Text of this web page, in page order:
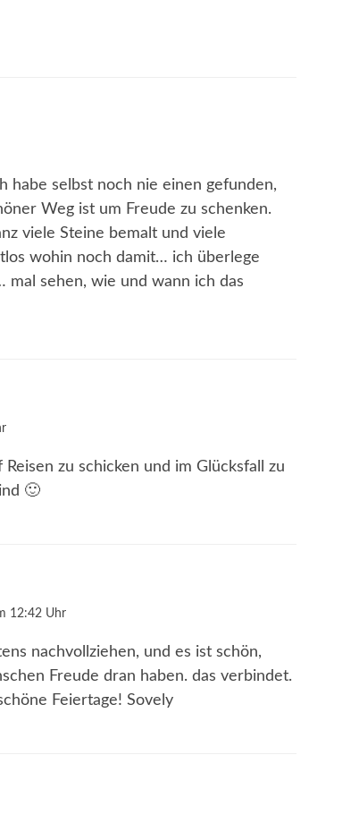
habe selbst noch nie einen gefunden,
Weg ist um Freude zu schenken.
viele Steine bemalt und viele
wohin noch damit… ich überlege
mal sehen, wie und wann ich das
Reisen zu schicken und im Glücksfall zu
🙂
12:42 Uhr
nachvollziehen, und es ist schön,
Freude dran haben. das verbindet.
Feiertage! Sovely